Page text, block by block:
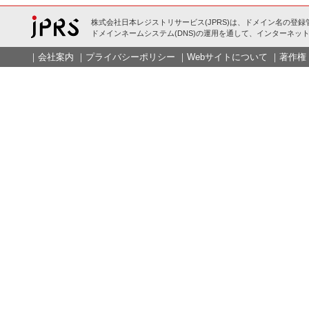
株式会社日本レジストリサービス(JPRS)は、ドメイン名の登録
ドメインネームシステム(DNS)の運用を通して、インターネッ
｜ 会社案内 ｜ プライバシーポリシー ｜ Webサイトについて ｜ 著作権